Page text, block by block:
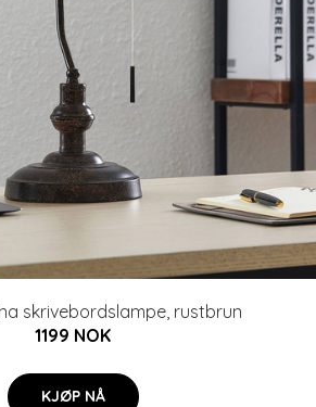
skrivebordslampe, rustbrun
1199 NOK
KJØP NÅ